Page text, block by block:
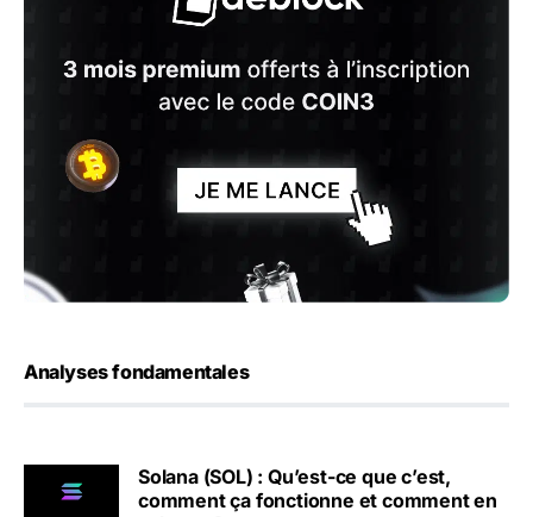
Analyses fondamentales
Solana (SOL) : Qu’est-ce que c’est,
comment ça fonctionne et comment en